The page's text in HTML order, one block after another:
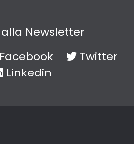
Newsletter
Twitter
Linkedin